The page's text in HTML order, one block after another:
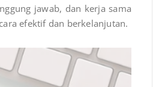
jawab, dan kerja sama
efektif dan berkelanjutan.